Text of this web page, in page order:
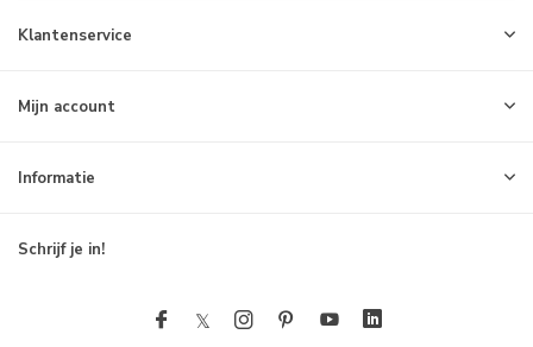
Klantenservice
Mijn account
Informatie
Schrijf je in!